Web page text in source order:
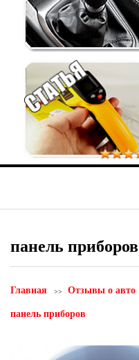
панель приборов
Главная Отзывы о авто
панель приборов